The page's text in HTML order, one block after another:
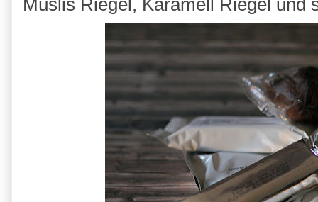
Müslis Riegel, Karamell Riegel und